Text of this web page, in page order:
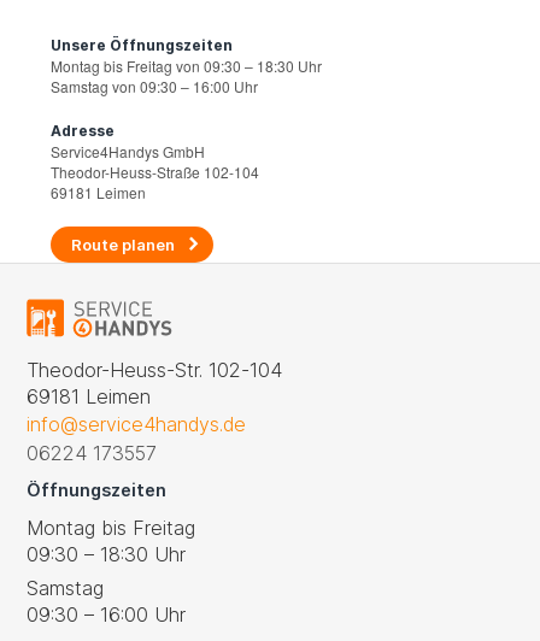
Unsere Öffnungszeiten
Montag bis Freitag von 09:30 – 18:30 Uhr
Samstag von 09:30 – 16:00 Uhr
Adresse
Service4Handys GmbH
Theodor-Heuss-Straße 102-104
69181 Leimen
Route planen
Theodor-Heuss-Str. 102-104
69181 Leimen
info@service4handys.de
06224 173557
Öffnungszeiten
Montag bis Freitag
09:30 – 18:30 Uhr
Samstag
09:30 – 16:00 Uhr